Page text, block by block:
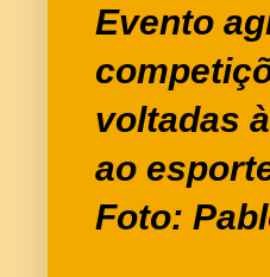
Evento
voltadas
ao
Foto: